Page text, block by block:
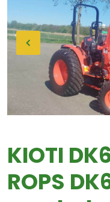
KIOTI
ROPS